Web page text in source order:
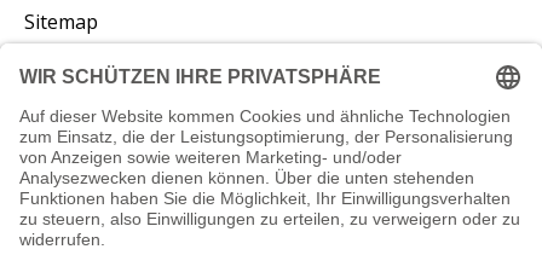
Sitemap
Abonnieren Sie unseren Newsletter
Abonnieren
© Copyright 2026 vliesstoffe24.de - Powered by